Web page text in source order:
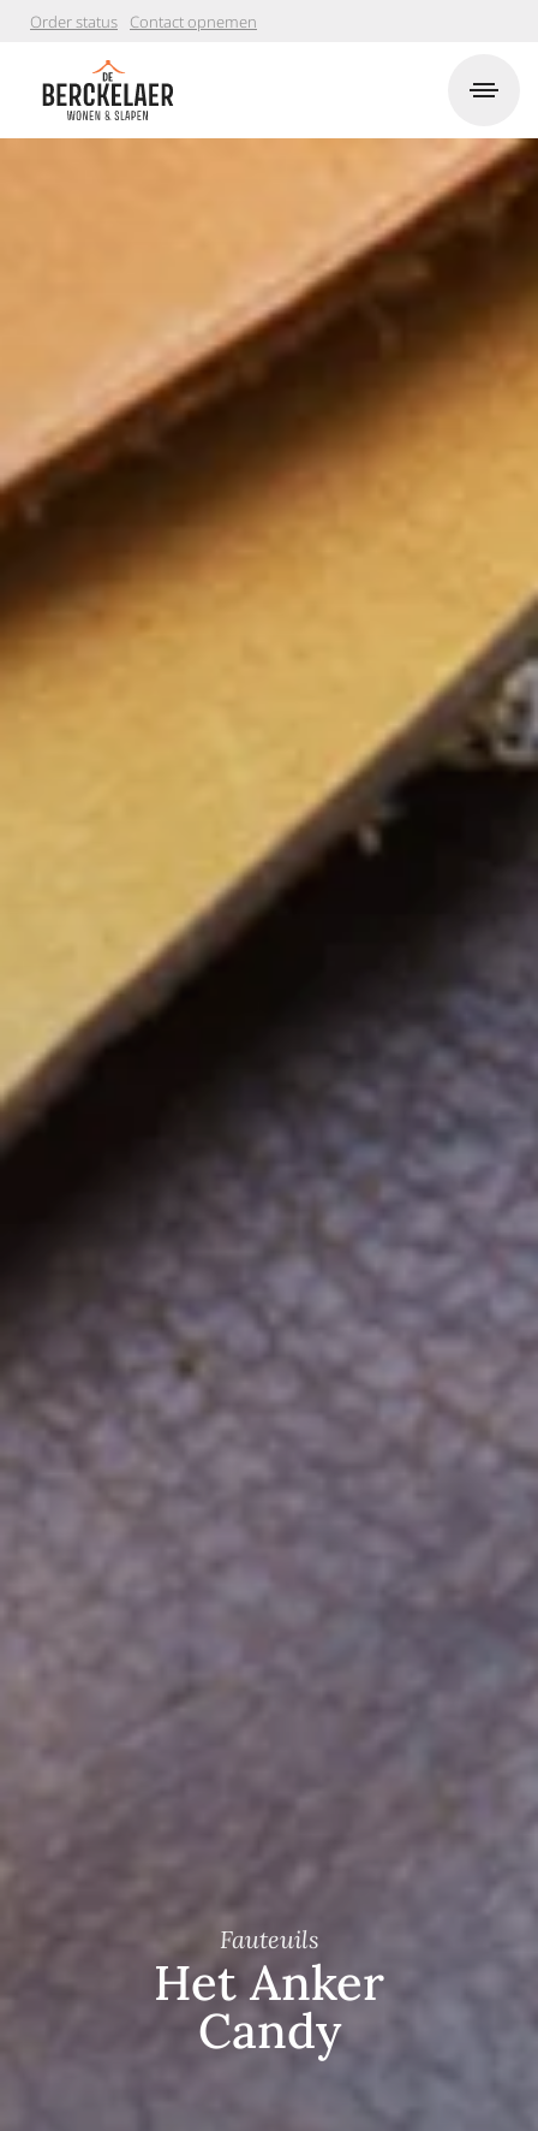
Order status Contact opnemen
Fauteuils
Het Anker
Candy